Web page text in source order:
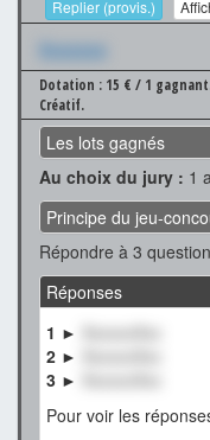
Replier (provis.)
Xxxxxxx
Dotation : 15 € / 1
Créatif.
Les lots gagnés
Au choix du jury : 1
Principe du jeu-
Répondre à 3
Réponses
1 ►
2 ►
3 ►
Pour voir les